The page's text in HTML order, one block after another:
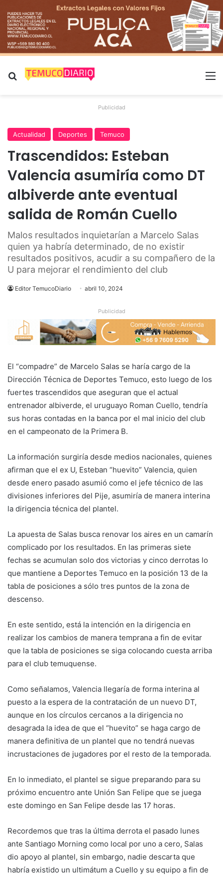
Buscar por
Publicidad
Actualidad Deportes Temuco
Trascendidos: Esteban
Valencia asumiría como DT
albiverde ante eventual
salida de Román Cuello
Malos resultados inquietarían a Marcelo Salas
quien ya habría determinado, de no existir
resultados positivos, acudir a su compañero de la
U para mejorar el rendimiento del club
Editor TemucoDiario abril 10, 2024
Publicidad
El “compadre” de Marcelo Salas se haría cargo de la
Dirección Técnica de Deportes Temuco, esto luego de los
fuertes trascendidos que aseguran que el actual
entrenador albiverde, el uruguayo Roman Cuello, tendría
sus horas contadas en la banca por el mal inicio del club
en el campeonato de la Primera B.
La información surgiría desde medios nacionales, quienes
afirman que el ex U, Esteban “huevito” Valencia, quien
desde enero pasado asumió como el jefe técnico de las
divisiones inferiores del Pije, asumiría de manera interina
la dirigencia técnica del plantel.
La apuesta de Salas busca renovar los aires en un camarín
complicado por los resultados. En las primeras siete
fechas se acumulan solo dos victorias y cinco derrotas lo
que mantiene a Deportes Temuco en la posición 13 de la
tabla de posiciones a sólo tres puntos de la zona de
descenso.
En este sentido, está la intención en la dirigencia en
realizar los cambios de manera temprana a fin de evitar
que la tabla de posiciones se siga colocando cuesta arriba
para el club temuquense.
Como señalamos, Valencia llegaría de forma interina al
puesto a la espera de la contratación de un nuevo DT,
aunque en los círculos cercanos a la dirigencia no
desagrada la idea de que el “huevito” se haga cargo de
manera definitiva de un plantel que no tendrá nuevas
incrustaciones de jugadores por el resto de la temporada.
En lo inmediato, el plantel se sigue preparando para su
próximo encuentro ante Unión San Felipe que se juega
este domingo en San Felipe desde las 17 horas.
Recordemos que tras la última derrota el pasado lunes
ante Santiago Morning como local por uno a cero, Salas
dio apoyo al plantel, sin embargo, nadie descarta que
habría existido un ultimátum a Cuello y su equipo a fin de